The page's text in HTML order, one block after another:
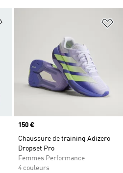
Ajouter à la Liste de produits
Prix
150 €
Chaussure de training Adizero
Dropset Pro
Femmes Performance
4 couleurs